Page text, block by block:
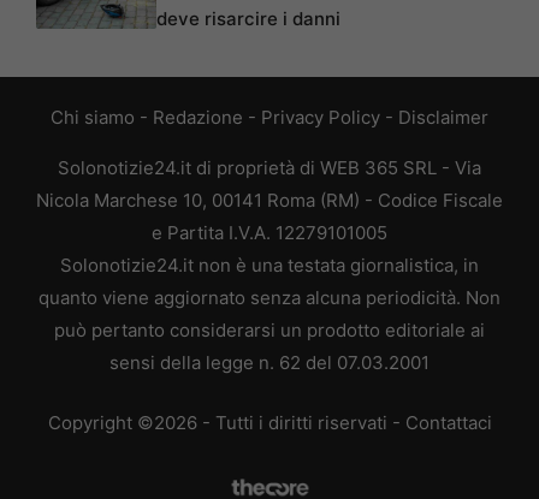
deve risarcire i danni
Chi siamo - Redazione - Privacy Policy - Disclaimer
Solonotizie24.it di proprietà di WEB 365 SRL - Via
Nicola Marchese 10, 00141 Roma (RM) - Codice Fiscale
e Partita I.V.A. 12279101005
Solonotizie24.it non è una testata giornalistica, in
quanto viene aggiornato senza alcuna periodicità. Non
può pertanto considerarsi un prodotto editoriale ai
sensi della legge n. 62 del 07.03.2001
Copyright ©2026 - Tutti i diritti riservati - Contattaci